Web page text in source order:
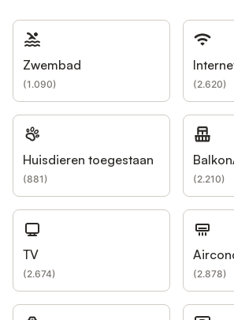
Zwembad
(1.090) (2.620)
Huisdieren toegestaan
(881) (2.210)
TV
(2.674) (2.878)